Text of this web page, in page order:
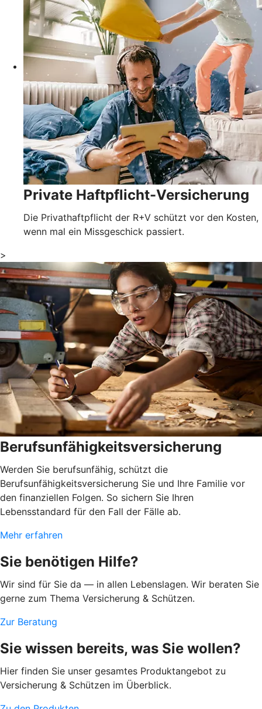
Private Haftpflicht-Versicherung
Die Privathaftpflicht der R+V schützt vor den Kosten,
wenn mal ein Missgeschick passiert.
>
Berufsunfähigkeitsversicherung
Werden Sie berufsunfähig, schützt die
Berufsunfähigkeitsversicherung Sie und Ihre Familie vor
den finanziellen Folgen. So sichern Sie Ihren
Lebensstandard für den Fall der Fälle ab.
Mehr erfahren
Sie benötigen Hilfe?
Wir sind für Sie da — in allen Lebenslagen. Wir beraten Sie
gerne zum Thema Versicherung & Schützen.
Zur Beratung
Sie wissen bereits, was Sie wollen?
Hier finden Sie unser gesamtes Produktangebot zu
Versicherung & Schützen im Überblick.